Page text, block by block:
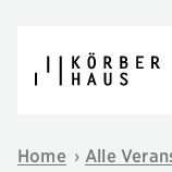
Home › Alle